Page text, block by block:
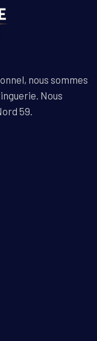
nous sommes
Nous
59.